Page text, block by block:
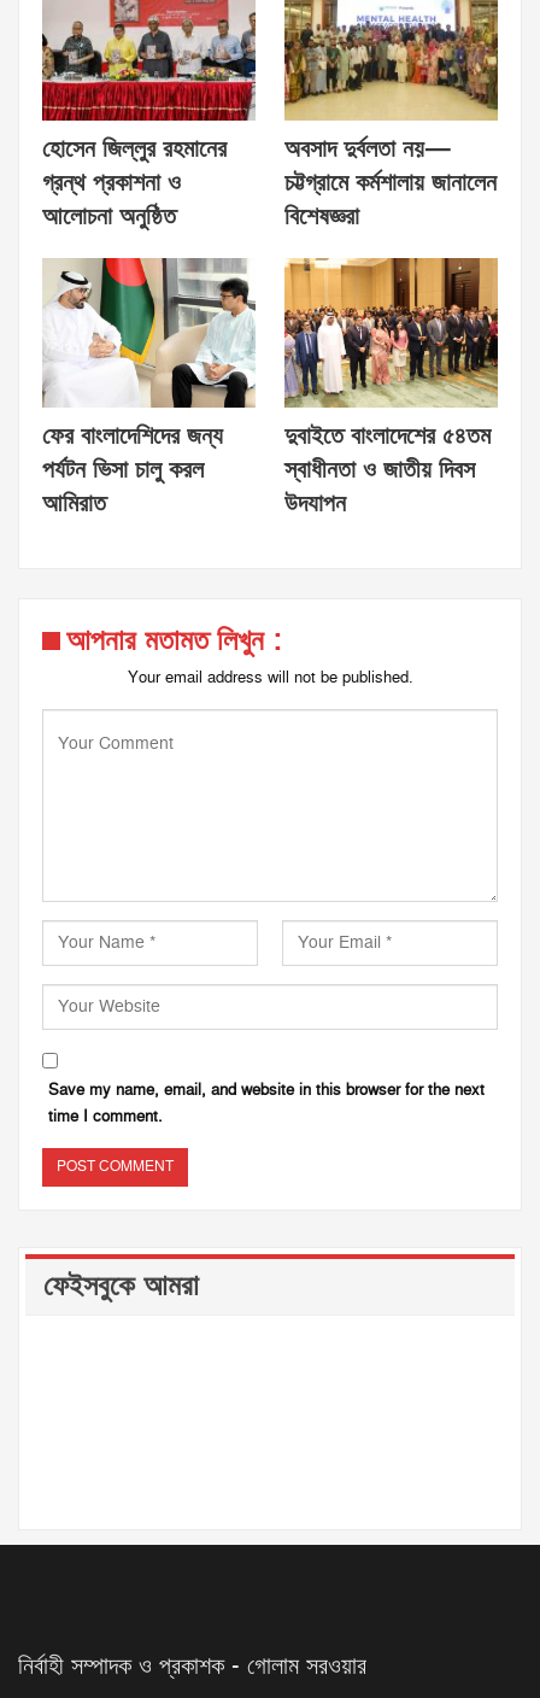
হোসেন জিল্লুর রহমানের
গ্রন্থ প্রকাশনা ও
আলোচনা অনুষ্ঠিত
অবসাদ দুর্বলতা নয়—
চট্টগ্রামে কর্মশালায় জানালেন
বিশেষজ্ঞরা
ফের বাংলাদেশিদের জন্য
পর্যটন ভিসা চালু করল
আমিরাত
দুবাইতে বাংলাদেশের ৫৪তম
স্বাধীনতা ও জাতীয় দিবস
উদযাপন
আপনার মতামত লিখুন :
Your email address will not be published.
Save my name, email, and website in this browser for the next
time I comment.
ফেইসবুকে আমরা
নির্বাহী সম্পাদক ও প্রকাশক - গোলাম সরওয়ার